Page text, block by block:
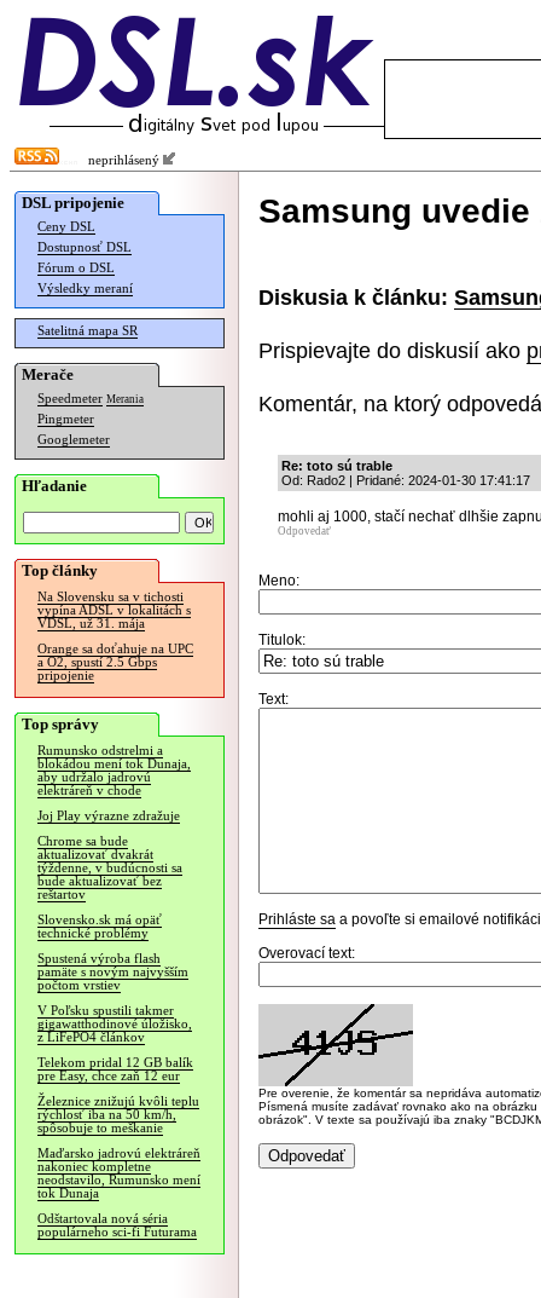
neprihlásený
DSL pripojenie
Ceny DSL
Dostupnosť DSL
Fórum o DSL
Výsledky meraní
Satelitná mapa SR
Merače
Speedmeter Merania
Pingmeter
Googlemeter
Hľadanie
Top články
Na Slovensku sa v tichosti
vypína ADSL v lokalitách s
VDSL, už 31. mája
Orange sa doťahuje na UPC
a O2, spustí 2.5 Gbps
pripojenie
Top správy
Rumunsko odstrelmi a
blokádou mení tok Dunaja,
aby udržalo jadrovú
elektráreň v chode
Joj Play výrazne zdražuje
Chrome sa bude
aktualizovať dvakrát
týždenne, v budúcnosti sa
bude aktualizovať bez
reštartov
Slovensko.sk má opäť
technické problémy
Spustená výroba flash
pamäte s novým najvyšším
počtom vrstiev
V Poľsku spustili takmer
gigawatthodinové úložisko,
z LiFePO4 článkov
Telekom pridal 12 GB balík
pre Easy, chce zaň 12 eur
Železnice znižujú kvôli teplu
rýchlosť iba na 50 km/h,
spôsobuje to meškanie
Maďarsko jadrovú elektráreň
nakoniec kompletne
neodstavilo, Rumunsko mení
tok Dunaja
Odštartovala nová séria
populárneho sci-fi Futurama
Samsung
Diskusia k článku:
Prispievajte do diskusií ako
Komentár, na ktorý
Re: toto sú trable
Od: Rado2 | Pridané: 2024-01-30 17:41:17
mohli aj 1000, stačí nechať dlhšie
Odpovedať
Meno:
Titulok:
Text:
Prihláste sa a povoľte si emailové
Overovací text:
Pre overenie, že komentár sa nepridáva
Písmená musíte zadávať rovnako ako na
obrázok". V texte sa používajú iba znaky